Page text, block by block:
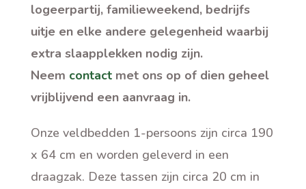
logeerpartij, familieweekend, bedrijfs
uitje en elke andere gelegenheid waarbij
extra slaapplekken nodig zijn.
Neem contact met ons op of dien geheel
vrijblijvend een aanvraag in.
Onze veldbedden 1-persoons zijn circa 190
x 64 cm en worden geleverd in een
draagzak. Deze tassen zijn circa 20 cm in